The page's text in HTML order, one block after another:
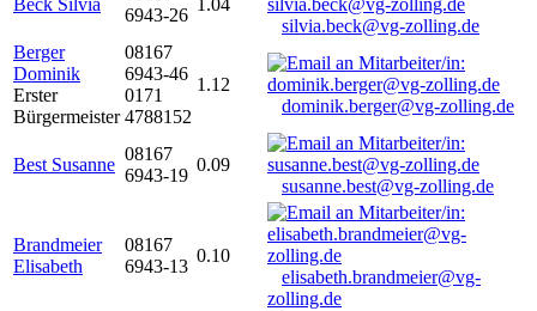
Beck Silvia
6943-26
1.04
silvia.beck@vg-zolling.de
Berger
Dominik
Erster
Bürgermeister
08167
6943-46
0171
4788152
1.12
dominik.berger@vg-zolling.de
Best Susanne
08167
6943-19
0.09
susanne.best@vg-zolling.de
Brandmeier
Elisabeth
08167
6943-13
0.10
elisabeth.brandmeier@vg-
zolling.de